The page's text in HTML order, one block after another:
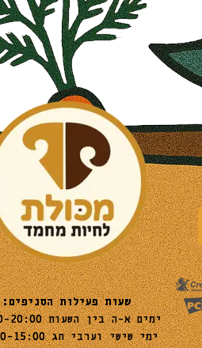
שעות פעילות הסניפים:
ימים א-ה בין השעות 09:30-20:00
ימי שישי וערבי חג 08:30-15:00